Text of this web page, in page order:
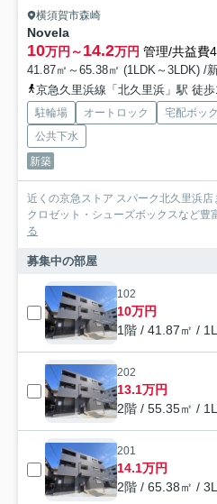
横須賀市森崎
Novela
10万円～14.2万円 管理/共益費
41.87㎡～65.38㎡ (1LDK～3LDK) /
京急久里浜線「北久里浜」駅 徒
駐輪場 オートロック 宅配ボッ
公共下水
新築
近くの京急ストア スパーク北久里浜
クロゼット・シューズボックスなど豊
る
募集中の部屋
102
10万円
1階 / 41.87㎡ /
202
13.1万円
2階 / 55.35㎡ /
201
14.1万円
2階 / 65.38㎡ /